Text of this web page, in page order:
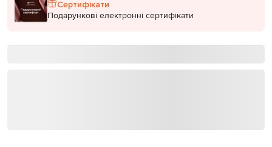
Сертифікати
Подарункові електронні сертифікати